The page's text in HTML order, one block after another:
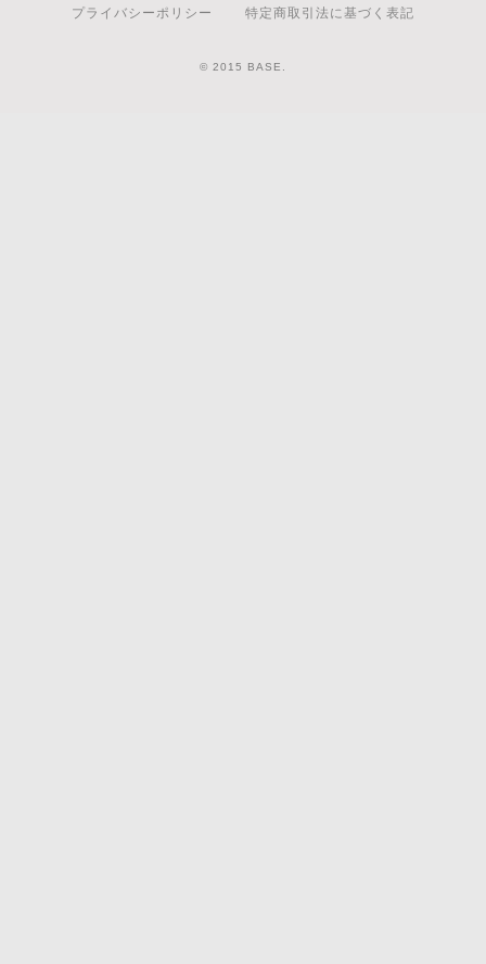
プライバシーポリシー 特定商取引法に基づく表記
© 2015 BASE.